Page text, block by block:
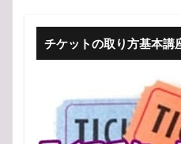
チケットの取り方基本講